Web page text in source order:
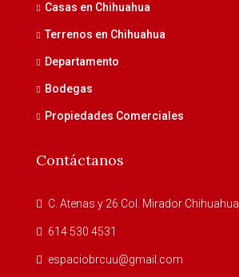
Casas en Chihuahua
Terrenos en Chihuahua
Departamento
Bodegas
Propiedades Comerciales
Contáctanos
C. Atenas y 26 Col. Mirador Chihuahua
614 530 4531
espaciobrcuu@gmail.com